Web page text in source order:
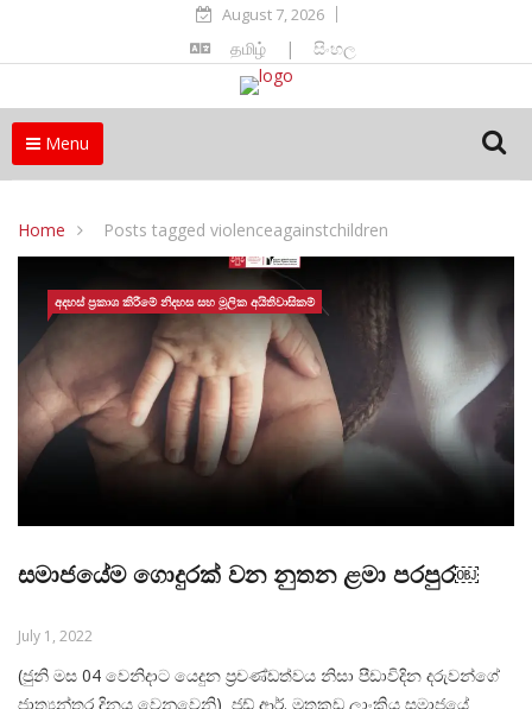
August 7, 2026
தமிழ் | සිංහල
Menu
Home Posts tagged violenceagainstchildren
අදහස් ප්‍රකාශ කිරීමේ නිදහස සහ මූලික අයිතිවාසිකම්
සමාජයේම ගොදුරක් වන නුතන ළමා පරපුර￼
July 1, 2022
(ජුනි මස 04 වෙනිදාට යෙදුන ප්‍රචණ්ඩත්වය නිසා පීඩාවිදින දරුවන්ගේ
ජාත්‍යන්තර දිනය වෙනුවෙනි) ජූඩ් ආර්. මුතුකුඩ ලාංකිය සමාජයේ